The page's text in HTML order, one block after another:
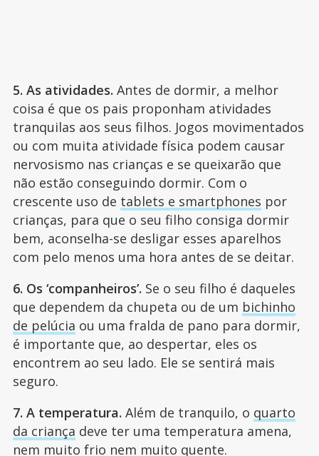
5. As atividades. Antes de dormir, a melhor
coisa é que os pais proponham atividades
tranquilas aos seus filhos. Jogos movimentados
ou com muita atividade física podem causar
nervosismo nas crianças e se queixarão que
não estão conseguindo dormir. Com o
crescente uso de tablets e smartphones por
crianças, para que o seu filho consiga dormir
bem, aconselha-se desligar esses aparelhos
com pelo menos uma hora antes de se deitar.
6. Os ‘companheiros’. Se o seu filho é daqueles
que dependem da chupeta ou de um bichinho
de pelúcia ou uma fralda de pano para dormir,
é importante que, ao despertar, eles os
encontrem ao seu lado. Ele se sentirá mais
seguro.
7. A temperatura. Além de tranquilo, o quarto
da criança deve ter uma temperatura amena,
nem muito frio nem muito quente.